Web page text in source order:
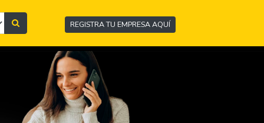
REGISTRA TU EMPRESA AQUÍ